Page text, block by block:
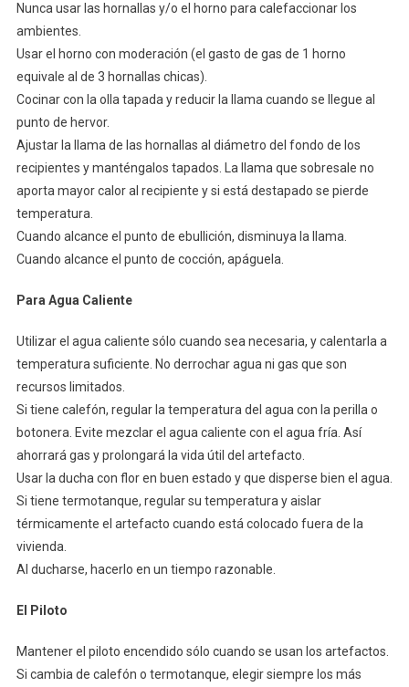
Nunca usar las hornallas y/o el horno para calefaccionar los
ambientes.
Usar el horno con moderación (el gasto de gas de 1 horno
equivale al de 3 hornallas chicas).
Cocinar con la olla tapada y reducir la llama cuando se llegue al
punto de hervor.
Ajustar la llama de las hornallas al diámetro del fondo de los
recipientes y manténgalos tapados. La llama que sobresale no
aporta mayor calor al recipiente y si está destapado se pierde
temperatura.
Cuando alcance el punto de ebullición, disminuya la llama.
Cuando alcance el punto de cocción, apáguela.
Para Agua Caliente
Utilizar el agua caliente sólo cuando sea necesaria, y calentarla a
temperatura suficiente. No derrochar agua ni gas que son
recursos limitados.
Si tiene calefón, regular la temperatura del agua con la perilla o
botonera. Evite mezclar el agua caliente con el agua fría. Así
ahorrará gas y prolongará la vida útil del artefacto.
Usar la ducha con flor en buen estado y que disperse bien el agua.
Si tiene termotanque, regular su temperatura y aislar
térmicamente el artefacto cuando está colocado fuera de la
vivienda.
Al ducharse, hacerlo en un tiempo razonable.
El Piloto
Mantener el piloto encendido sólo cuando se usan los artefactos.
Si cambia de calefón o termotanque, elegir siempre los más